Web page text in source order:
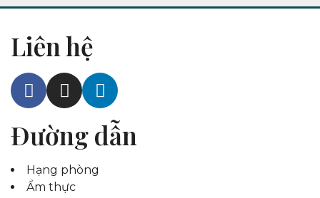
Liên hệ
Đường dẫn
Hạng phòng
Ẩm thực